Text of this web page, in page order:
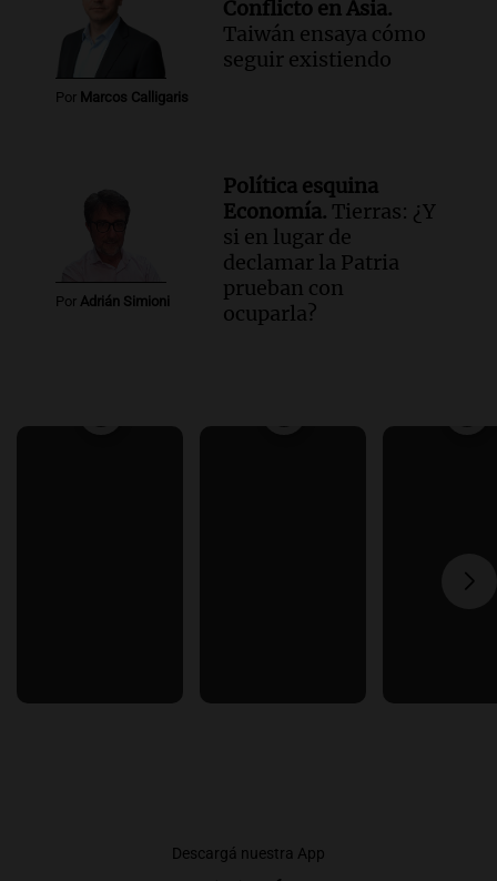
Por Marcos Calligaris
Conflicto en Asia.
Taiwán ensaya cómo
seguir existiendo
Por Adrián Simioni
Política esquina
Economía. Tierras: ¿Y
si en lugar de
declamar la Patria
prueban con
ocuparla?
Descargá nuestra App